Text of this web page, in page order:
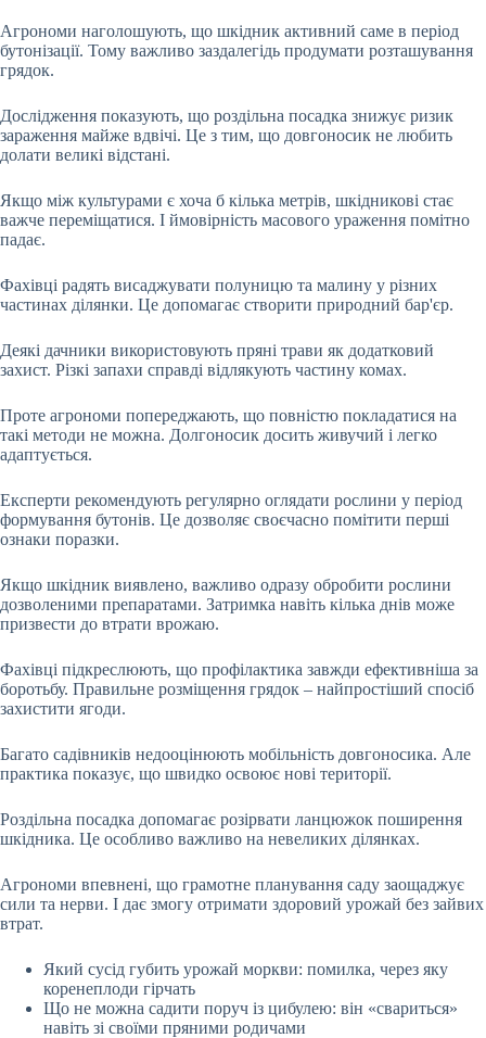
Агрономи наголошують, що шкідник активний саме в період
бутонізації. Тому важливо заздалегідь продумати розташування
грядок.
Дослідження показують, що роздільна посадка знижує ризик
зараження майже вдвічі. Це з тим, що довгоносик не любить
долати великі відстані.
Якщо між культурами є хоча б кілька метрів, шкідникові стає
важче переміщатися. І ймовірність масового ураження помітно
падає.
Фахівці радять висаджувати полуницю та малину у різних
частинах ділянки. Це допомагає створити природний бар'єр.
Деякі дачники використовують пряні трави як додатковий
захист. Різкі запахи справді відлякують частину комах.
Проте агрономи попереджають, що повністю покладатися на
такі методи не можна. Долгоносик досить живучий і легко
адаптується.
Експерти рекомендують регулярно оглядати рослини у період
формування бутонів. Це дозволяє своєчасно помітити перші
ознаки поразки.
Якщо шкідник виявлено, важливо одразу обробити рослини
дозволеними препаратами. Затримка навіть кілька днів може
призвести до втрати врожаю.
Фахівці підкреслюють, що профілактика завжди ефективніша за
боротьбу. Правильне розміщення грядок – найпростіший спосіб
захистити ягоди.
Багато садівників недооцінюють мобільність довгоносика. Але
практика показує, що швидко освоює нові території.
Роздільна посадка допомагає розірвати ланцюжок поширення
шкідника. Це особливо важливо на невеликих ділянках.
Агрономи впевнені, що грамотне планування саду заощаджує
сили та нерви. І дає змогу отримати здоровий урожай без зайвих
втрат.
Який сусід губить урожай моркви: помилка, через яку
коренеплоди гірчать
Що не можна садити поруч із цибулею: він «свариться»
навіть зі своїми пряними родичами